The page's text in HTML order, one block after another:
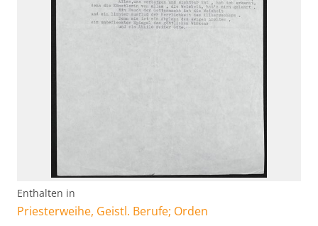
Enthalten in
Priesterweihe, Geistl. Berufe; Orden